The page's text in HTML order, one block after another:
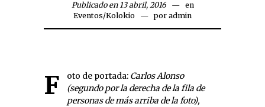
Publicado en 13 abril, 2016
en
Eventos/Kolokio por admin
Foto de portada: Carlos Alonso
(segundo por la derecha de la fila de
personas de más arriba de la foto),